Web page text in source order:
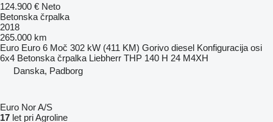
124.900 € Neto
Betonska črpalka
2018
265.000 km
Euro Euro 6 Moč 302 kW (411 KM) Gorivo diesel Konfiguracija osi
6x4 Betonska črpalka Liebherr THP 140 H 24 M4XH
Danska, Padborg
Euro Nor A/S
17 let pri Agroline